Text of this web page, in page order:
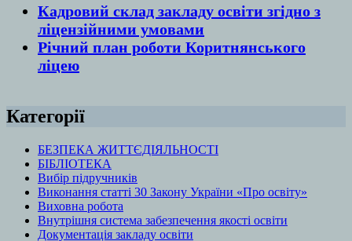
Кадровий склад закладу освіти згідно з
ліцензійними умовами
Річний план роботи Коритнянського
ліцею
Категорії
БЕЗПЕКА ЖИТТЄДІЯЛЬНОСТІ
БІБЛІОТЕКА
Вибір підручників
Виконання статті 30 Закону України «Про освіту»
Виховна робота
Внутрішня система забезпечення якості освіти
Документація закладу освіти